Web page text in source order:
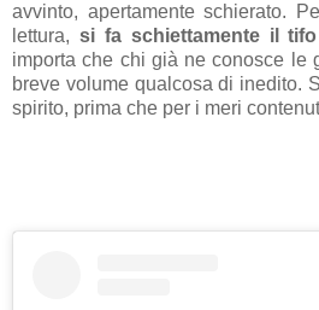
avvinto, apertamente schierato.
lettura, si fa schiettamente il
importa che chi già ne conosce le
breve volume qualcosa di inedito.
spirito, prima che per i meri